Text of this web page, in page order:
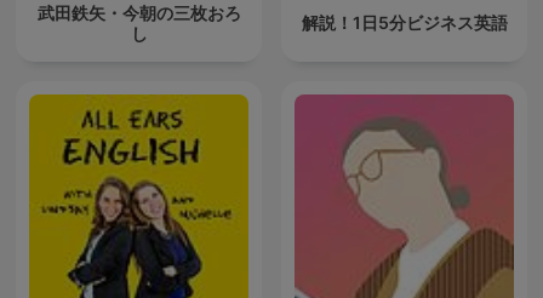
武田鉄矢・今朝の三枚おろ
し
解説！1日5分ビジネス英語